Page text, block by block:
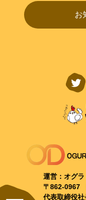
お
運営：オグ
〒862-0967
代表取締役